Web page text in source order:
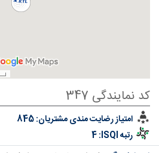
کد نمایندگی 347
امتیاز رضایت مندی مشتریان:
رتبه ISQI:
4